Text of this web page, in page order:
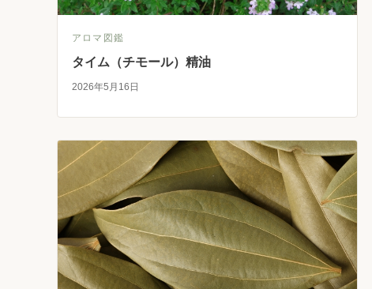
アロマ図鑑
タイム（チモール）精油
2026年5月16日